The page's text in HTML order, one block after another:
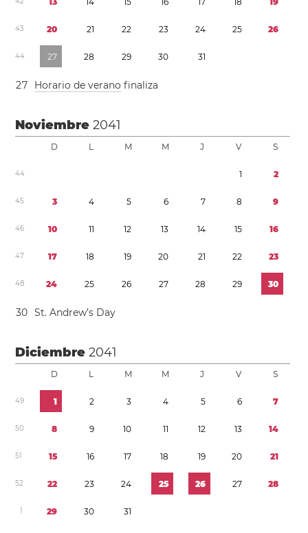
43 20 21 22 23 24 25 26
44 27 28 29 30 31
27 Horario de verano finaliza
Noviembre2041
D L M M J V S
44 1 2
45 3 4 5 6 7 8 9
46 10 11 12 13 14 15 16
47 17 18 19 20 21 22 23
48 24 25 26 27 28 29 30
30 St. Andrew’s Day
Diciembre2041
D L M M J V S
49 1 2 3 4 5 6 7
50 8 9 10 11 12 13 14
51 15 16 17 18 19 20 21
52 22 23 24 25 26 27 28
1 29 30 31